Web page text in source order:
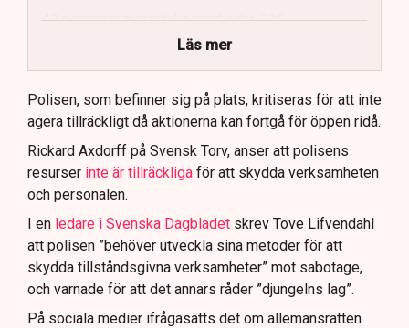
40 personer misstänks med cirka 120
brottsmisstankar kopplade.
Polisen använder drönare och uniformerad polis
för att dokumentera bevis.
Samtidigt är polisarbetet komplext när det gäller
att navigera juridiska rättigheter och gränser.
Läs mer
Polisen, som befinner sig på plats, kritiseras för att inte
agera tillräckligt då aktionerna kan fortgå för öppen ridå.
Rickard Axdorff på Svensk Torv, anser att polisens
resurser inte är tillräckliga för att skydda verksamheten
och personalen.
I en ledare i Svenska Dagbladet skrev Tove Lifvendahl
att polisen ”behöver utveckla sina metoder för att
skydda tillståndsgivna verksamheter” mot sabotage,
och varnade för att det annars råder ”djungelns lag”.
På sociala medier ifrågasätts det om allemansrätten